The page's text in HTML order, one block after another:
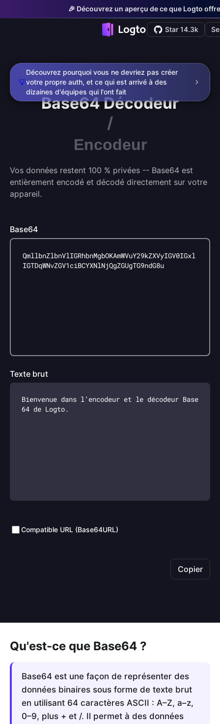
🎉 Découvrez un aperçu de ce que Logto
Star 14.3k
💡
Découvrez pourquoi vous ne devriez pas créer
votre propre auth, et ce qui est arrivé à des
dizaines d'équipes qui l'ont fait
Base64Décodeur
/
Encodeur
Vos données restent 100 % privées -- Base64 est
entièrement encodé et décodé directement sur votre
appareil.
Texte brut
Base64
Compatible URL (Base64URL)
Copier
Qu'est-ce que Base64 ?
Base64 est une façon de représenter des
données binaires sous forme de texte brut
en utilisant 64 caractères ASCII : A–Z, a–z,
0–9, plus + et /. Il permet à des données